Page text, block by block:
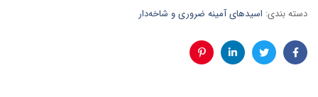
دسته بندی: اسیدهای آمینه ضروری و شاخه‌دار
فیس
توئیتر لینکدینپینترست